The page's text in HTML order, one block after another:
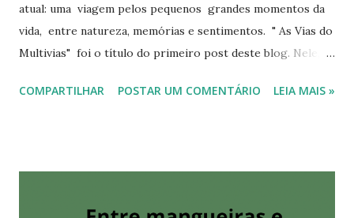
atual: uma viagem pelos pequenos grandes momentos da
vida, entre natureza, memórias e sentimentos. " As Vias do
Multivias" foi o título do primeiro post deste blog. Nele,
Meu caminho foi, é e sempre será feito de palavras.
caminho traçado em letras. Leitura e escrita me
COMPARTILHAR POSTAR UM COMENTÁRIO LEIA MAIS »